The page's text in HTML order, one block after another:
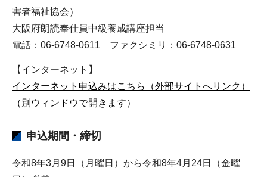
害者福祉協会）
大阪府朗読奉仕員中級養成講座担当
電話：06-6748-0611 ファクシミリ：06-6748-0631
【インターネット】
インターネット申込みはこちら（外部サイトへリンク）
（別ウィンドウで開きます）
申込期間・締切
令和8年3月9日（月曜日）から令和8年4月24日（金曜